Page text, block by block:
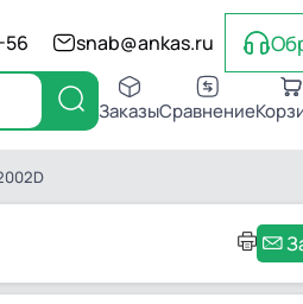
56 snab@ankas.ru
ЗаказыСравнение